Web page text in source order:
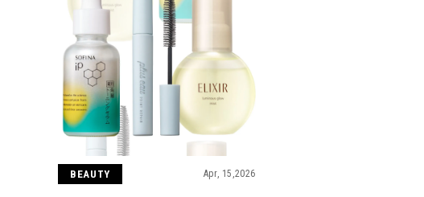
BEAUTY Apr, 15,2026